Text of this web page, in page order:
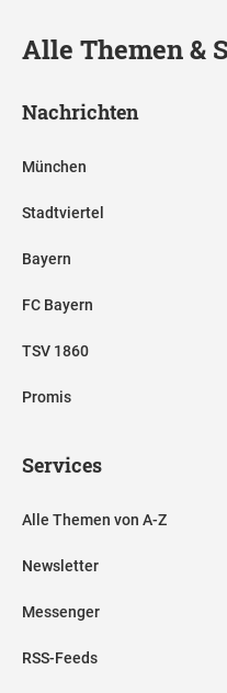
Alle Themen &
Nachrichten
München
Stadtviertel
Bayern
FC Bayern
TSV 1860
Promis
Services
Alle Themen von A-Z
Newsletter
Messenger
RSS-Feeds